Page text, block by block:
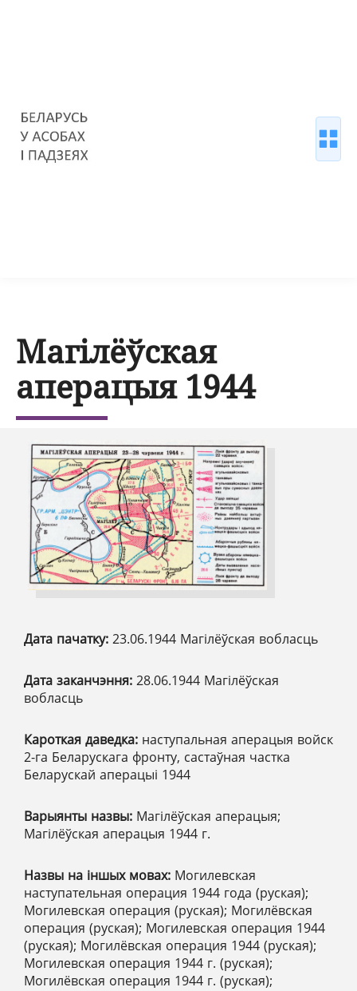
Магілёўская
аперацыя 1944
Дата пачатку: 23.06.1944 Магілёўская вобласць
Дата заканчэння: 28.06.1944 Магілёўская
вобласць
Кароткая даведка: наступальная аперацыя войск
2-га Беларускага фронту, састаўная частка
Беларускай аперацыі 1944
Варыянты назвы: Магілёўская аперацыя;
Магілёўская аперацыя 1944 г.
Назвы на іншых мовах: Могилевская
наступательная операция 1944 года (руская);
Могилевская операция (руская); Могилёвская
операция (руская); Могилевская операция 1944
(руская); Могилёвская операция 1944 (руская);
Могилевская операция 1944 г. (руская);
Могилёвская операция 1944 г. (руская);